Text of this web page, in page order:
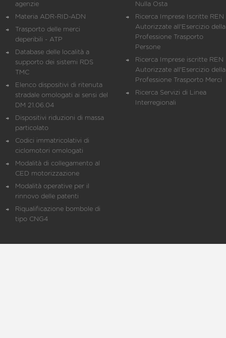
agenzie
Materia ADR-RID-ADN
Trasporto delle merci
deperibili - ATP
Database delle località a
supporto dei sistemi RDS
TMC
Elenco dispositivi di ritenuta
stradale omologati ai sensi del
DM 21.06.04
Dispositivi riduzioni di massa
particolato
Codici immatricolativi di
ciclomotori omologati
Modalità di collegamento al
CED motorizzazione
Modalità operative per il
rinnovo delle patenti
Riqualificazione bombole di
tipo CNG4
Nulla Osta
Ricerca Imprese Iscritte REN
Autorizzate all'Esercizio della
Professione Trasporto
Persone
Ricerca Imprese iscritte REN
Autorizzate all'Esercizio della
Professione Trasporto Merci
Ricerca Servizi di Linea
Interregionali